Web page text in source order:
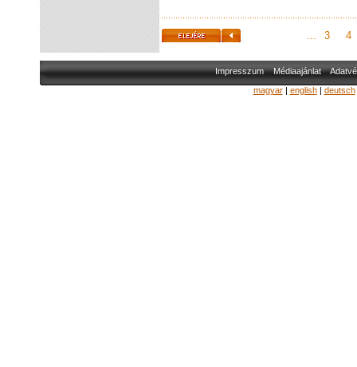
... 3 4
Impresszum Médiaajánlat
magyar| english| deutsch